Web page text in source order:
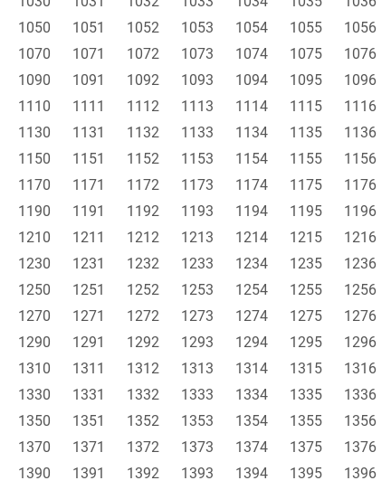
1050 1051 1052 1053 1054 1055 1056
1070 1071 1072 1073 1074 1075 1076
1090 1091 1092 1093 1094 1095 1096
1110 1111 1112 1113 1114 1115 1116
1130 1131 1132 1133 1134 1135 1136
1150 1151 1152 1153 1154 1155 1156
1170 1171 1172 1173 1174 1175 1176
1190 1191 1192 1193 1194 1195 1196
1210 1211 1212 1213 1214 1215 1216
1230 1231 1232 1233 1234 1235 1236
1250 1251 1252 1253 1254 1255 1256
1270 1271 1272 1273 1274 1275 1276
1290 1291 1292 1293 1294 1295 1296
1310 1311 1312 1313 1314 1315 1316
1330 1331 1332 1333 1334 1335 1336
1350 1351 1352 1353 1354 1355 1356
1370 1371 1372 1373 1374 1375 1376
1390 1391 1392 1393 1394 1395 1396